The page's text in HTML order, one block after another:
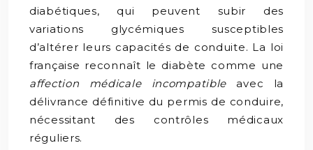
diabétiques, qui peuvent subir des
variations glycémiques susceptibles
d’altérer leurs capacités de conduite. La loi
française reconnaît le diabète comme une
affection médicale incompatible avec la
délivrance définitive du permis de conduire,
nécessitant des contrôles médicaux
réguliers.